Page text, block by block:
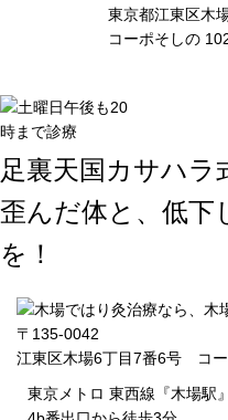
東京都江東区木
コーポそしの
足裏天国カサハ
歪んだ体と、低下
を！
〒135-0042
江東区木場6丁目7番6号 コ
東京メトロ 東西線『木場駅』